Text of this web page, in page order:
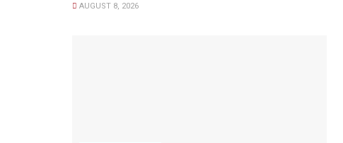
AUGUST 8, 2026